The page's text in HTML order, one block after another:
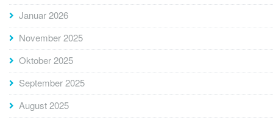
Januar 2026
November 2025
Oktober 2025
September 2025
August 2025